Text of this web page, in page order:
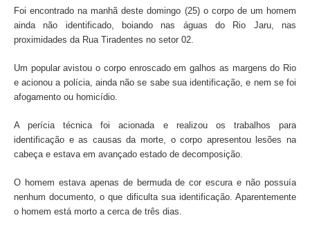
Foi encontrado na manhã deste domingo (25) o corpo de um homem
ainda não identificado, boiando nas águas do Rio Jaru, nas
proximidades da Rua Tiradentes no setor 02.
Um popular avistou o corpo enroscado em galhos as margens do Rio
e acionou a polícia, ainda não se sabe sua identificação, e nem se foi
afogamento ou homicídio.
A perícia técnica foi acionada e realizou os trabalhos para
identificação e as causas da morte, o corpo apresentou lesões na
cabeça e estava em avançado estado de decomposição.
O homem estava apenas de bermuda de cor escura e não possuía
nenhum documento, o que dificulta sua identificação. Aparentemente
o homem está morto a cerca de três dias.